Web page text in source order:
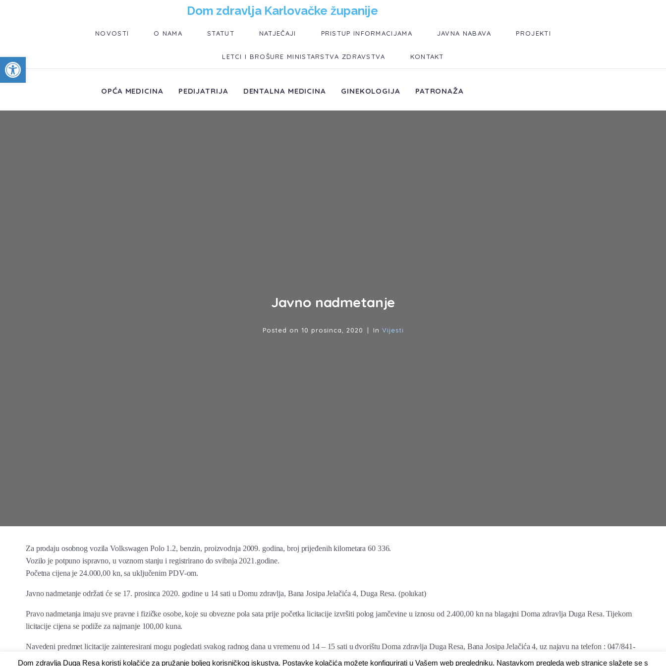
Open toolbar
Dom zdravlja Karlovačke županije
NOVOSTI O NAMA STATUT NATJEČAJI PRISTUP INFORMACIJAMA JAVNA NABAVA PROJEKTI
LETCI I BROŠURE MINISTARSTVA ZDRAVSTVA KONTAKT
OPĆA MEDICINA PEDIJATRIJA DENTALNA MEDICINA GINEKOLOGIJA PATRONAŽA
Javno nadmetanje
Posted on 10 prosinca, 2020 In Vijesti
Za prodaju osobnog vozila Volkswagen Polo 1.2, benzin, proizvodnja 2009. godina, broj prijeđenih kilometara 60 336.
Vozilo je potpuno ispravno, u voznom stanju i registrirano do svibnja 2021.godine.
Početna cijena je 24.000,00 kn, sa uključenim PDV-om.
Javno nadmetanje održati će se 17. prosinca 2020. godine u 14 sati u Domu zdravlja, Bana Josipa Jelačića 4, Duga Resa. (polukat)
Pravo nadmetanja imaju sve pravne i fizičke osobe, koje su obvezne pola sata prije početka licitacije izvršiti polog jamčevine u iznosu od 2.400,00 kn na blagajni Doma zdravlja Duga Resa. Tijekom
licitacije cijena se podiže za najmanje 100,00 kuna.
Navedeni predmet licitacije zainteresirani mogu pogledati svakog radnog dana u vremenu od 14 – 15 sati u dvorištu Doma zdravlja Duga Resa, Bana Josipa Jelačića 4, uz najavu na telefon : 047/841-
Dom zdravlja Duga Resa koristi kolačiće za pružanje boljeg korisničkog iskustva. Postavke kolačića možete konfigurirati u Vašem web pregledniku. Nastavkom pregleda web stranice slažete se s